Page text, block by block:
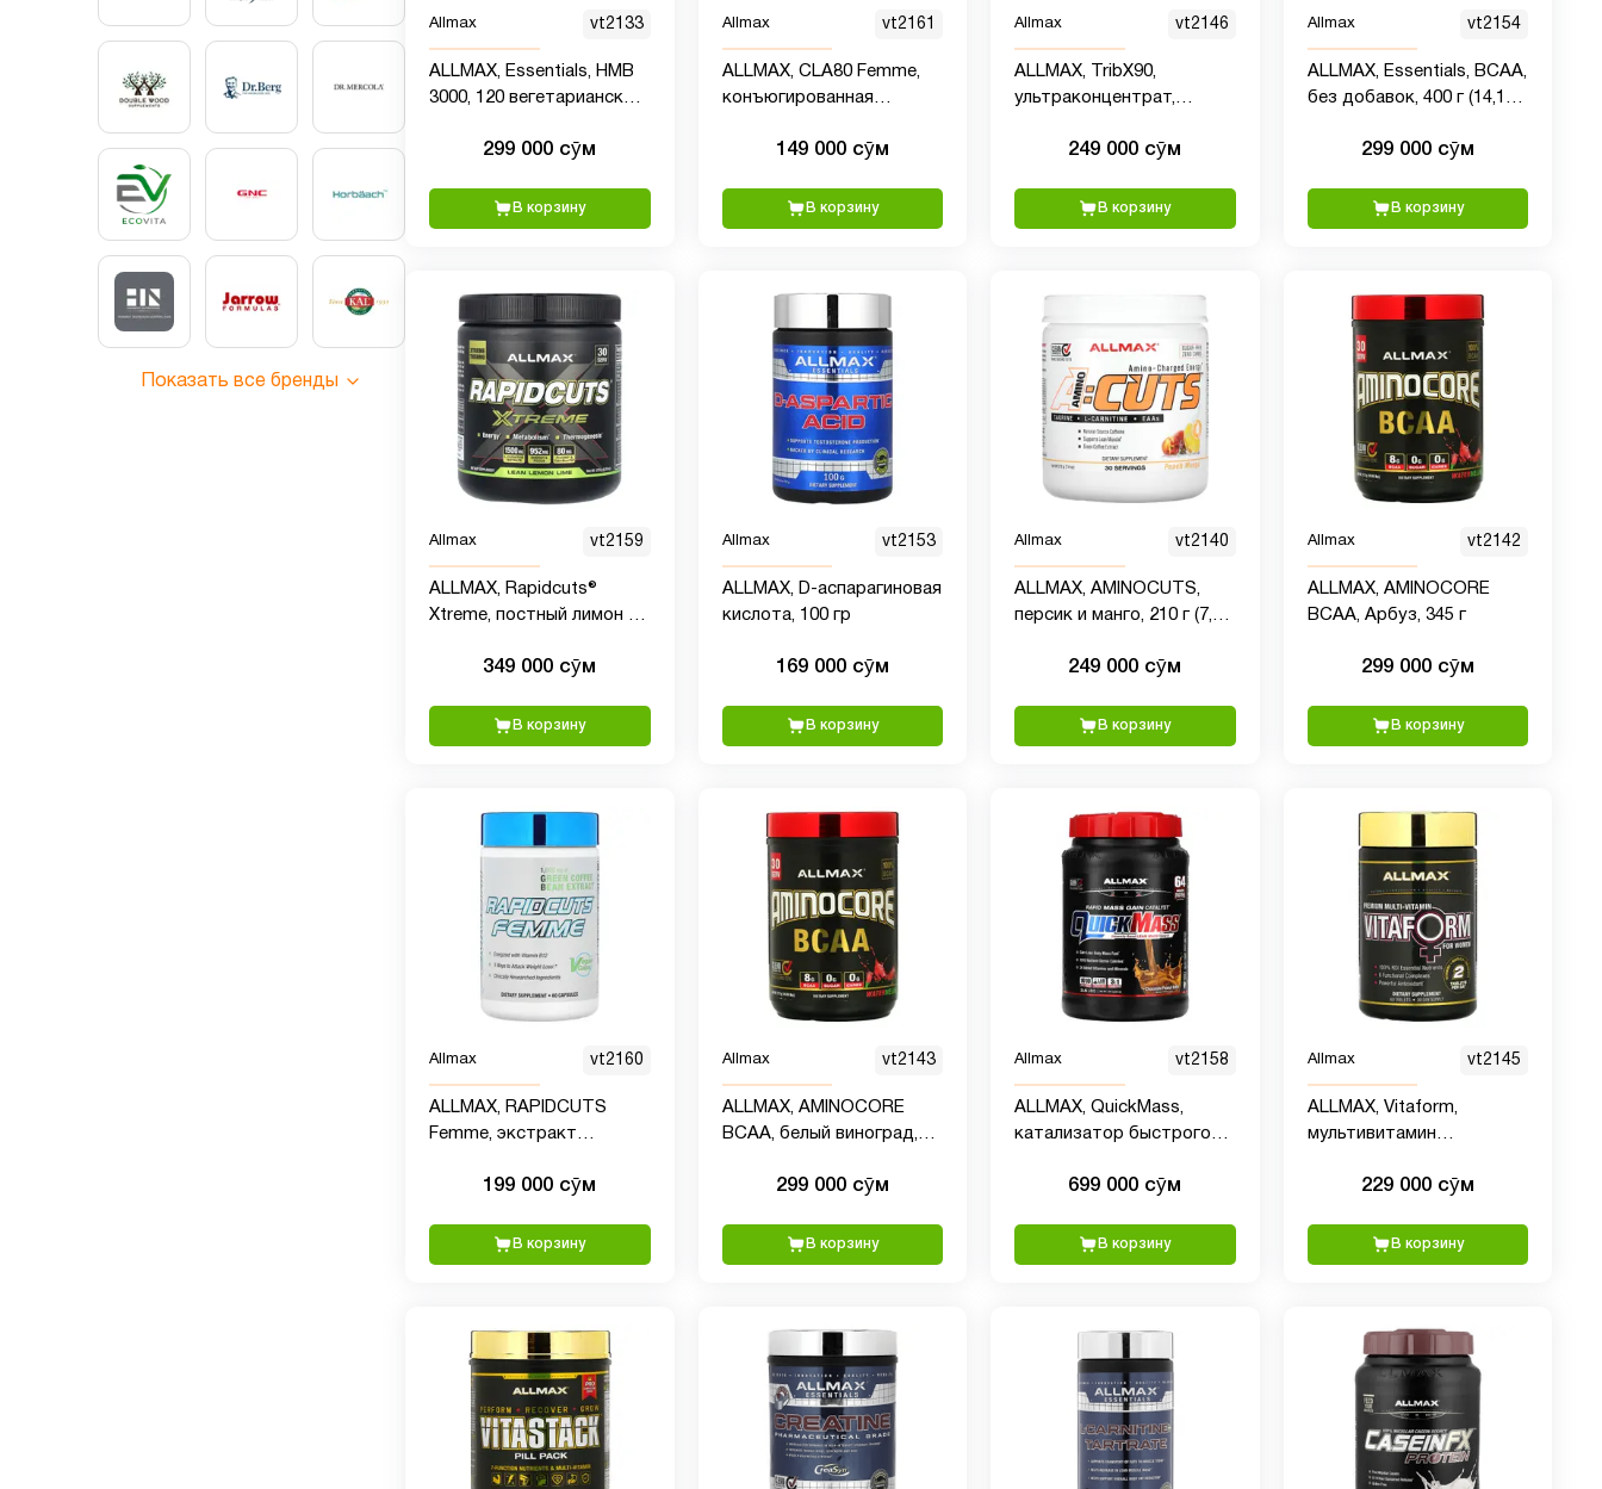
Показать все бренды
Allmax vt2133
ALLMAX, Essentials, HMB
3000, 120 вегетарианских
299 000 сӯм
В корзину
Allmax vt2161
ALLMAX, CLA80 Femme,
конъюгированная
премиального качества,
таблеток
149 000 сӯм
В корзину
Allmax vt2146
ALLMAX, TribX90,
ультраконцентрат,
фурастанолового типа,
249 000 сӯм
В корзину
Allmax vt2154
ALLMAX, Essentials, BCAA,
без добавок, 400 г (14,11
299 000 сӯм
В корзину
Allmax vt2159
ALLMAX, Rapidcuts®
Xtreme, постный лимон и
349 000 сӯм
В корзину
Allmax vt2153
ALLMAX, D-аспарагиновая
кислота, 100 гр
169 000 сӯм
В корзину
Allmax vt2140
ALLMAX, AMINOCUTS,
персик и манго, 210 г (7,4
249 000 сӯм
В корзину
Allmax vt2142
ALLMAX, AMINOCORE
BCAA, Арбуз, 345 г
299 000 сӯм
В корзину
Allmax vt2160
ALLMAX, RAPIDCUTS
Femme, экстракт
1000 мг, 60 капсул
199 000 сӯм
В корзину
Allmax vt2143
ALLMAX, AMINOCORE
BCAA, белый виноград,
299 000 сӯм
В корзину
Allmax vt2158
ALLMAX, QuickMass,
катализатор быстрого
арахисовая паста, 1,59 кг
699 000 сӯм
В корзину
Allmax vt2145
ALLMAX, Vitaform,
мультивитамин
для женщин, 60 таблеток
229 000 сӯм
В корзину